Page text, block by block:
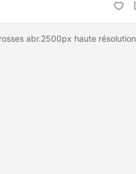
abr.2500px haute résolution